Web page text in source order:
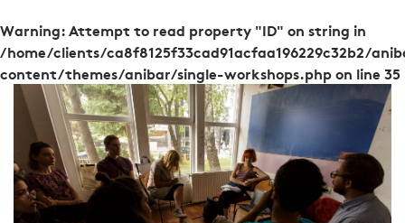
Warning: Attempt to read property "ID" on string in
/home/clients/ca8f8125f33cad91acfaa196229c32b2/
content/themes/anibar/single-workshops.phpon line 35